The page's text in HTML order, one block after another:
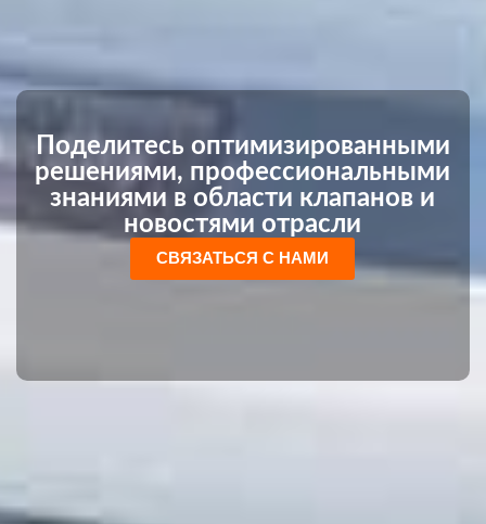
Поделитесь оптимизированными
решениями, профессиональными
знаниями в области клапанов и
новостями отрасли
СВЯЗАТЬСЯ С НАМИ